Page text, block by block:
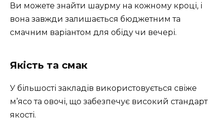
Ви можете знайти шаурму на кожному кроці, і
вона завжди залишається бюджетним та
смачним варіантом для обіду чи вечері.
Якість та смак
У більшості закладів використовується свіже
м’ясо та овочі, що забезпечує високий стандарт
якості.